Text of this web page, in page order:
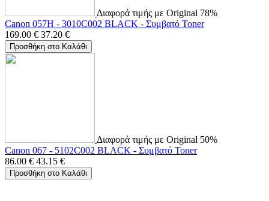
Διαφορά τιμής με Original 78%
Canon 057H - 3010C002 BLACK - Συμβατό Toner
169.00 € 37.20 €
Προσθήκη στο Καλάθι
Διαφορά τιμής με Original 50%
Canon 067 - 5102C002 BLACK - Συμβατό Toner
86.00 € 43.15 €
Προσθήκη στο Καλάθι